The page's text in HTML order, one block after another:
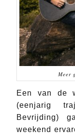
Meer
Een van de
(eenjarig
Bevrijding)
weekend